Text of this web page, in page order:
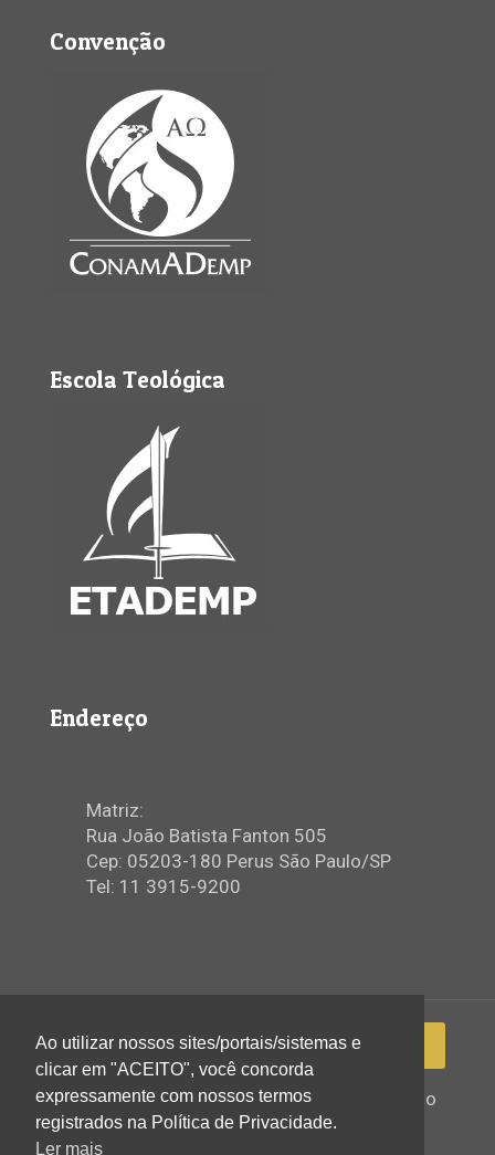
Convenção
Escola Teológica
Endereço
Matriz:
Rua João Batista Fanton 505
Cep: 05203-180 Perus São Paulo/SP
Tel: 11 3915-9200
2022 © Igreja Assembleia de Deus Ministério
de Perus - Todos os direitos reservados
Ao utilizar nossos sites/portais/sistemas e
clicar em "ACEITO", você concorda
expressamente com nossos termos
registrados na Política de Privacidade.
Ler mais